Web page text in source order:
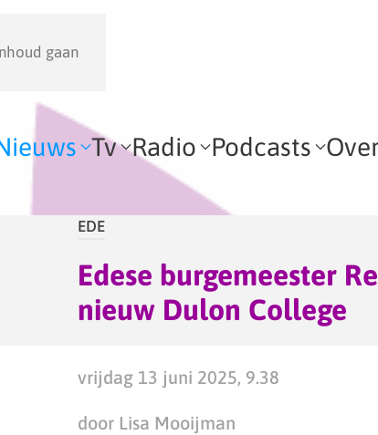
gaan
Tv Radio Podcasts
EDE
Edese burgemeester
nieuw Dulon College
vrijdag 13 juni 2025, 9.38
door Lisa Mooijman